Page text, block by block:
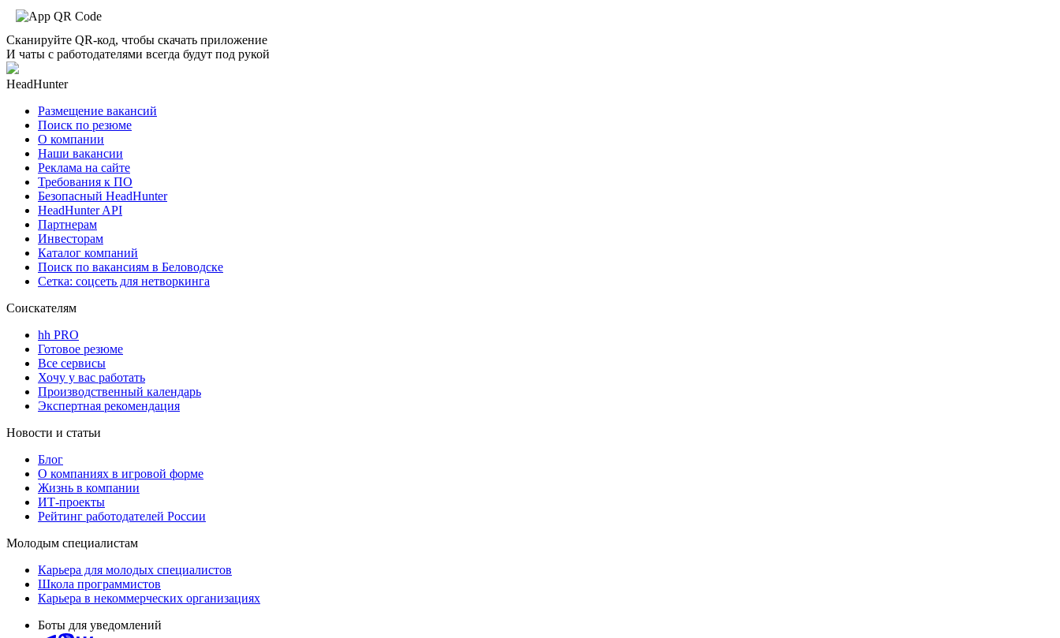
Сканируйте QR-код, чтобы скачать приложение
И чаты с работодателями всегда будут под рукой
HeadHunter
Размещение вакансий
Поиск по резюме
О компании
Наши вакансии
Реклама на сайте
Требования к ПО
Безопасный HeadHunter
HeadHunter API
Партнерам
Инвесторам
Каталог компаний
Поиск по вакансиям в Беловодске
Сетка: соцсеть для нетворкинга
Соискателям
hh PRO
Готовое резюме
Все сервисы
Хочу у вас работать
Производственный календарь
Экспертная рекомендация
Новости и статьи
Блог
О компаниях в игровой форме
Жизнь в компании
ИТ-проекты
Рейтинг работодателей России
Молодым специалистам
Карьера для молодых специалистов
Школа программистов
Карьера в некоммерческих организациях
Боты для уведомлений